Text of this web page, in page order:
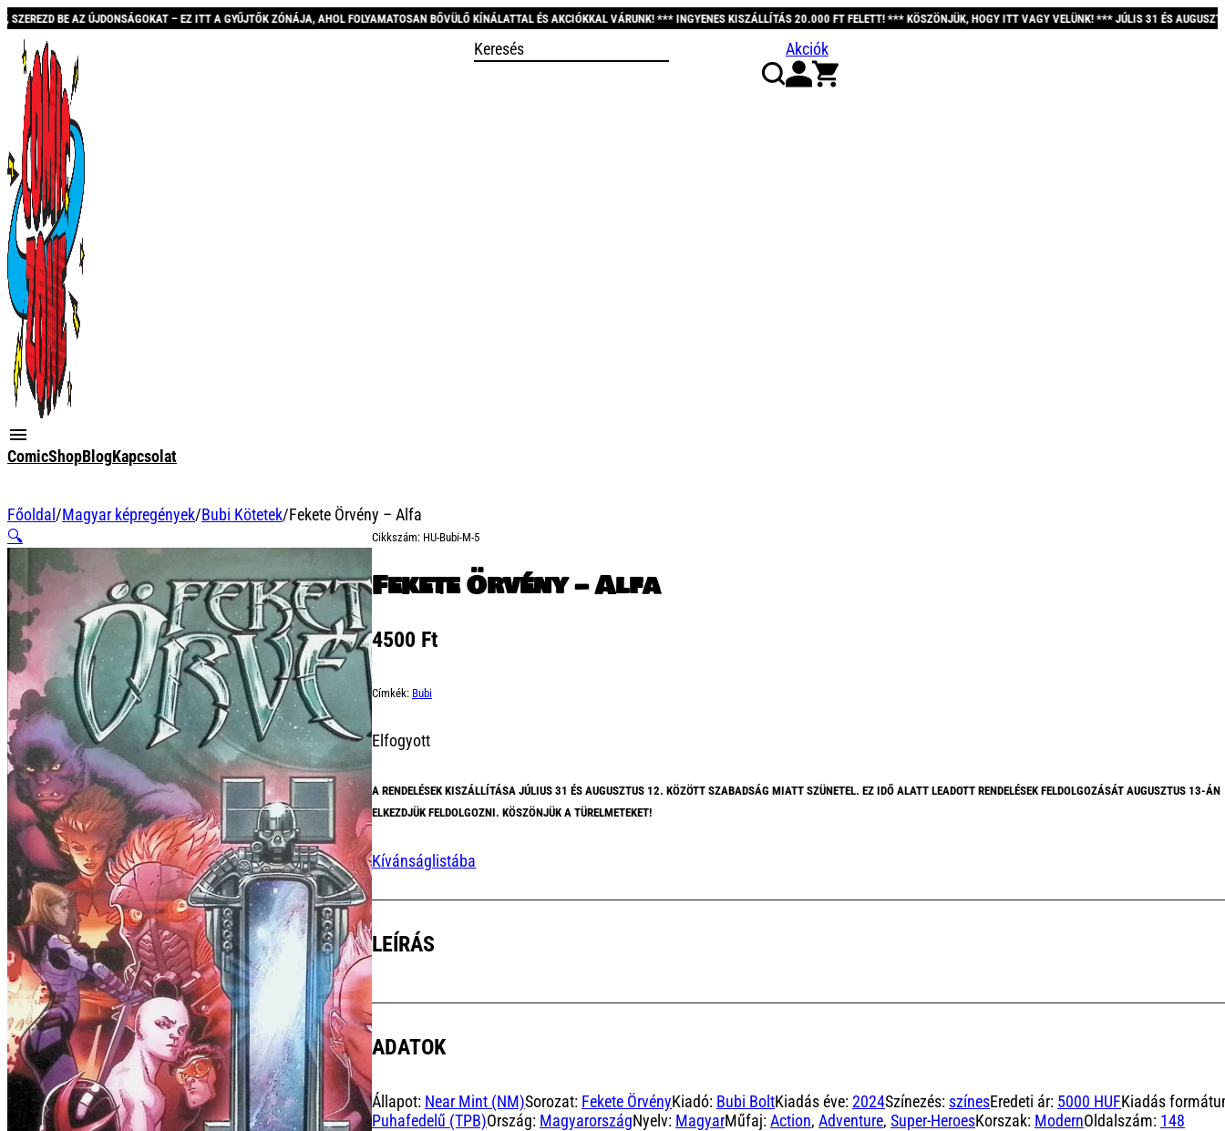
– EZ ITT A GYŰJTŐK ZÓNÁJA, AHOL FOLYAMATOSAN BŐVÜLŐ KÍNÁLATTAL ÉS AKCIÓKKAL VÁRUNK! *** INGYENES KISZÁLLÍTÁS 20.000 FT FELETT! *** KÖSZÖNJÜK, HOGY ITT VAGY VELÜNK! *** JÚLIS 31 ÉS AUGUSZTUS 12. KÖZÖTT A
ComicShopBlogKapcsolat
Akciók
Főoldal /Magyar képregények/Bubi Kötetek/Fekete Örvény – Alfa
🔍
Cikkszám: HU-Bubi-M-5
Fekete Örvény – Alfa
4500 Ft
Címkék: Bubi
Elfogyott
A RENDELÉSEK KISZÁLLÍTÁSA JÚLIUS 31 ÉS AUGUSZTUS 12. KÖZÖTT SZABADSÁG MIATT SZÜNETEL. EZ IDŐ ALATT LEADOTT RENDELÉSEK FELDOLGOZÁSÁT AUGUSZTUS 13-ÁN
ELKEZDJÜK FELDOLGOZNI. KÖSZÖNJÜK A TÜRELMETEKET!
Kívánságlistába
LEÍRÁS
ADATOK
Állapot: Near Mint (NM)Sorozat: Fekete ÖrvényKiadó: Bubi BoltKiadás éve:2024Színezés: színesEredeti ár: 5000 HUFKiadás
Puhafedelű (TPB)Ország: MagyarországNyelv: MagyarMűfaj:Action, Adventure, Super-HeroesKorszak: ModernOldalszám: 148